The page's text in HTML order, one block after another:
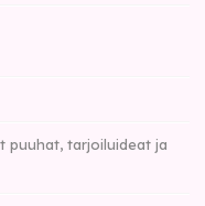
puuhat, tarjoiluideat ja